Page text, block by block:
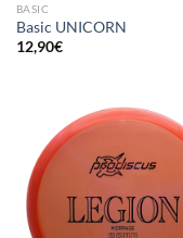
BASIC
Basic UNICORN
12,90€